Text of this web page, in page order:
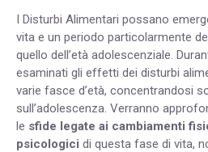
I Disturbi Alimentari possano
vita e un periodo particolarmente
quello dell’età adolescenziale.
esaminati gli effetti dei disturbi
varie fasce d’età, concentrandosi
sull’adolescenza. Verranno
le sfide legate ai cambiamenti
psicologici di questa fase di vita,